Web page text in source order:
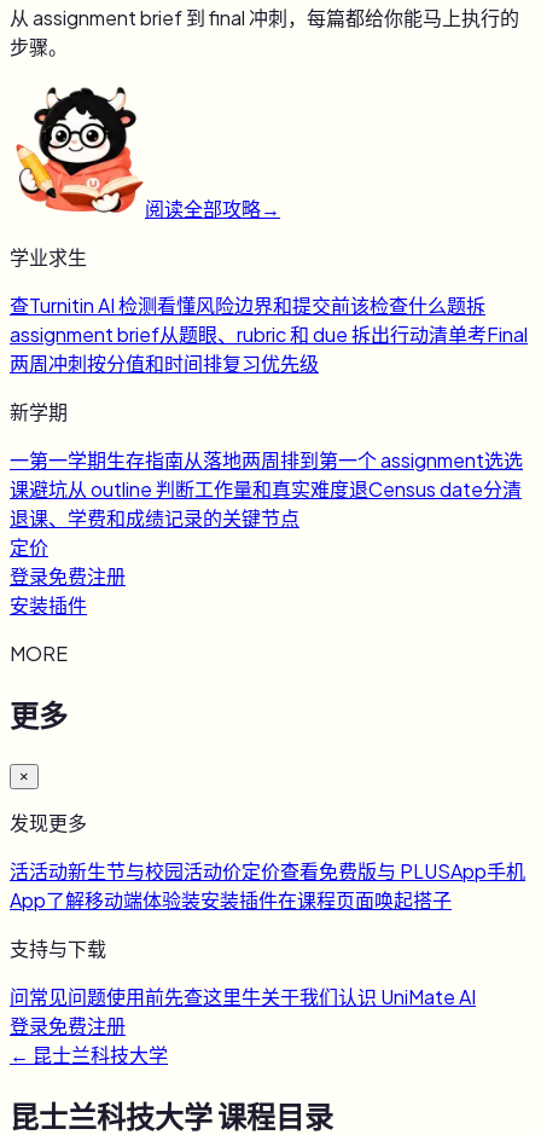
从 assignment brief 到 final 冲刺，每篇都给你能马上执行的
步骤。
阅读全部攻略→
学业求生
查Turnitin AI 检测看懂风险边界和提交前该检查什么题拆
assignment brief从题眼、rubric 和 due 拆出行动清单考Final
两周冲刺按分值和时间排复习优先级
新学期
一第一学期生存指南从落地两周排到第一个 assignment选选
课避坑从 outline 判断工作量和真实难度退Census date分清
退课、学费和成绩记录的关键节点
定价
登录免费注册
安装插件
MORE
更多
×
发现更多
活活动新生节与校园活动价定价查看免费版与 PLUSApp手机
App了解移动端体验装安装插件在课程页面唤起搭子
支持与下载
问常见问题使用前先查这里牛关于我们认识 UniMate AI
登录免费注册
← 昆士兰科技大学
昆士兰科技大学课程目录